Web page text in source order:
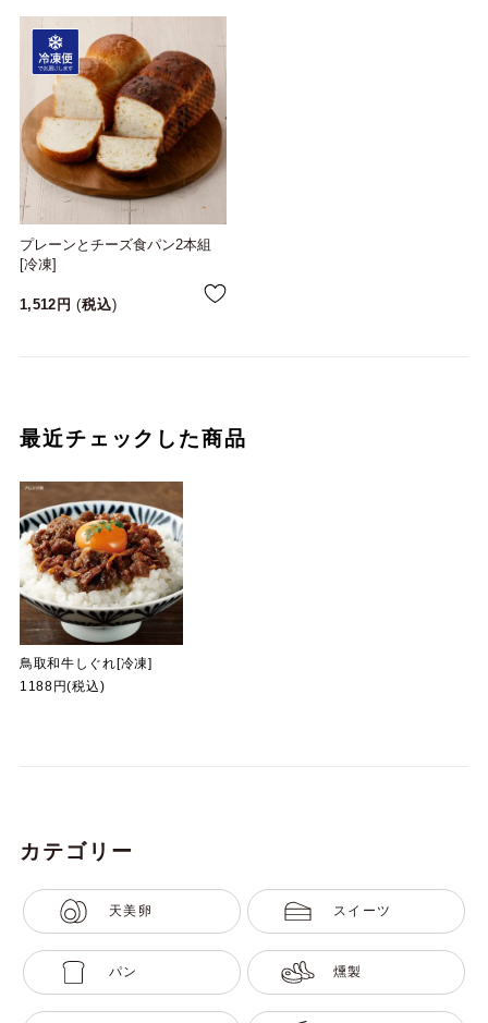
プレーンとチーズ食パン2本組
[冷凍]
1,512 税込
最近チェックした商品
鳥取和牛しぐれ[冷凍]
1188円(税込)
カテゴリー
天美卵 スイーツ
パン 燻製